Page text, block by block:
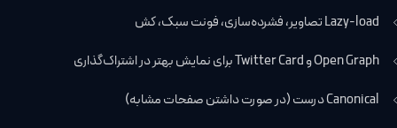
Lazy-load تصاویر، فشرده‌سازی، فونت سبک، کش
Open Graph و Twitter Card برای نمایش بهتر در اشتراک‌گذاری
Canonical درست (در صورت داشتن صفحات مشابه)